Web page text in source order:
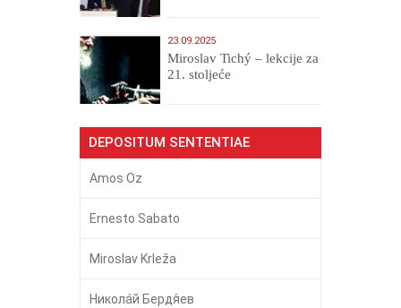
23.09.2025
Miroslav Tichý – lekcije za
21. stoljeće
DEPOSITUM SENTENTIAE
Amos Oz
Ernesto Sabato
Miroslav Krleža
Никола́й Бердя́ев